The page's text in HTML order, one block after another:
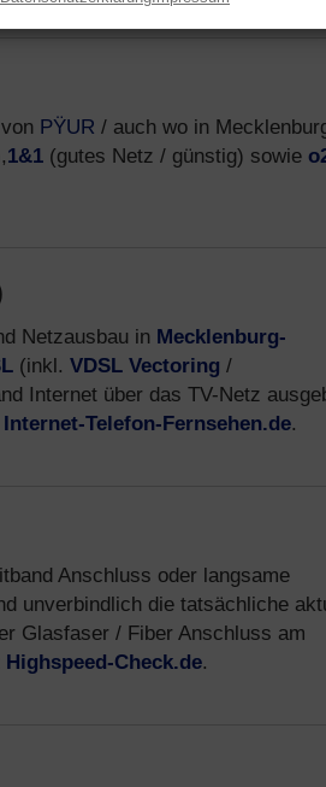
PŸUR / auch wo in
1&1 (gutes Netz / günstig) sowie
Netzausbau in Mecklenburg-
(inkl. VDSL Vectoring /
Internet über das TV-Netz
Internet-Telefon-Fernsehen.de.
Anschluss oder langsame
unverbindlich die tatsächliche
Glasfaser / Fiber Anschluss am
Highspeed-Check.de.